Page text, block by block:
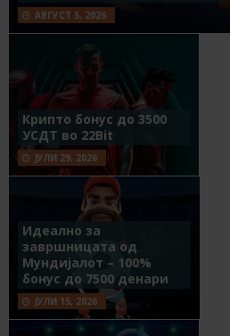
АВГУСТ 5, 2026
Крипто бонус до 3500
УСДТ во 22Bit
ЈУЛИ 29, 2026
Идеално за
завршницата од
Мундијалот – 100%
бонус до 7500 денари
ЈУЛИ 15, 2026